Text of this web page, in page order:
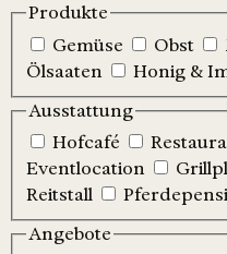
Produkte
Gemüse
Obst
Ölsaaten
Honig &
Ausstattung
Hofcafé
Eventlocation
Reitstall
Angebote